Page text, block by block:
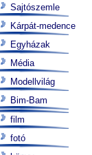
Sajtószemle
Kárpát-medence
Egyházak
Média
Modellvilág
Bim-Bam
film
fotó